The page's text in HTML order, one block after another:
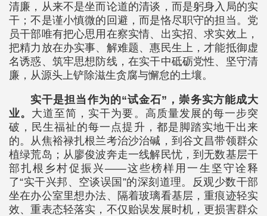
清廉，从来不是坐而论道的清谈，而是躬身入局的实
干；不是谨小慎微的回避，而是恪尽职守的担当。党
员干部唯有把心思用在察实情、出实招、求实效上，
把精力放在办实事、解难题、惠民生上，才能抵御虚
名诱惑、筑牢思想防线，在实干中砥砺党性、坚守清
廉，从源头上铲除滋生贪腐与懈怠的土壤。
实干是担当作为的“试金石”，崇务实方能成大
业。 大道至简，实干为要。高质量发展的每一步突
破，民生福祉的每一点提升，都是脚踏实地干出来
的。从焦裕禄扎根兰考治沙治碱，到谷文昌带领群众
植绿荒岛；从廖俊波奔走一线解民忧，到无数基层干
部扎根乡村促振兴——这些榜样用一生坚守诠释
了“实干兴邦、空谈误国”的深刻道理。反观少数干部
坐在办公室里想办法、隔着玻璃看基层，重痕迹轻实
效、重表态轻落实，不仅贻误发展时机，更损害群众